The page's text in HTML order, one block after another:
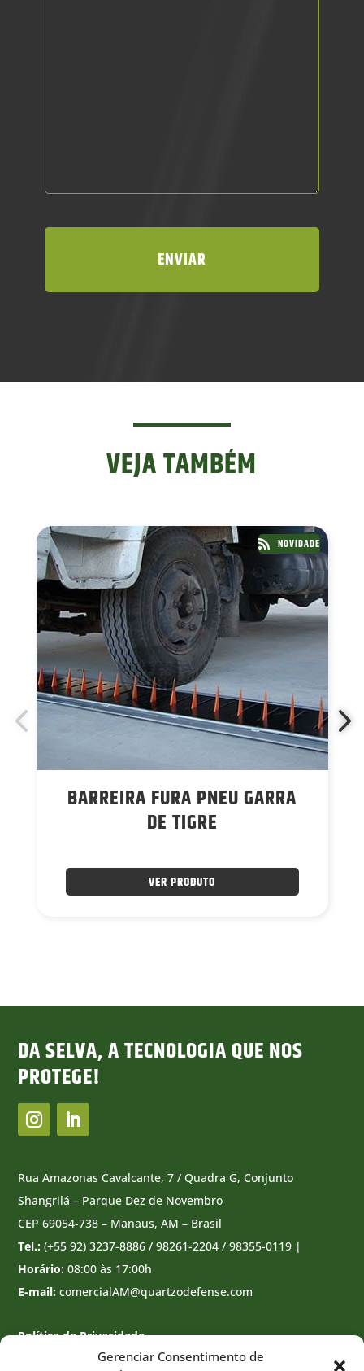
Gerenciar Consentimento de
VEJA TAMBÉM
NOVIDADE
BARREIRA FURA PNEU GARRA
DE TIGRE
VER PRODUTO
DA SELVA, A TECNOLOGIA QUE NOS
PROTEGE!
Rua Amazonas Cavalcante, 7 / Quadra G, Conjunto
Shangrilá – Parque Dez de Novembro
CEP 69054-738 – Manaus, AM – Brasil
Tel.: (+55 92) 3237-8886 / 98261-2204 / 98355-0119 |
Horário: 08:00 às 17:00h
E-mail: comercialAM@quartzodefense.com
Política de Privacidade